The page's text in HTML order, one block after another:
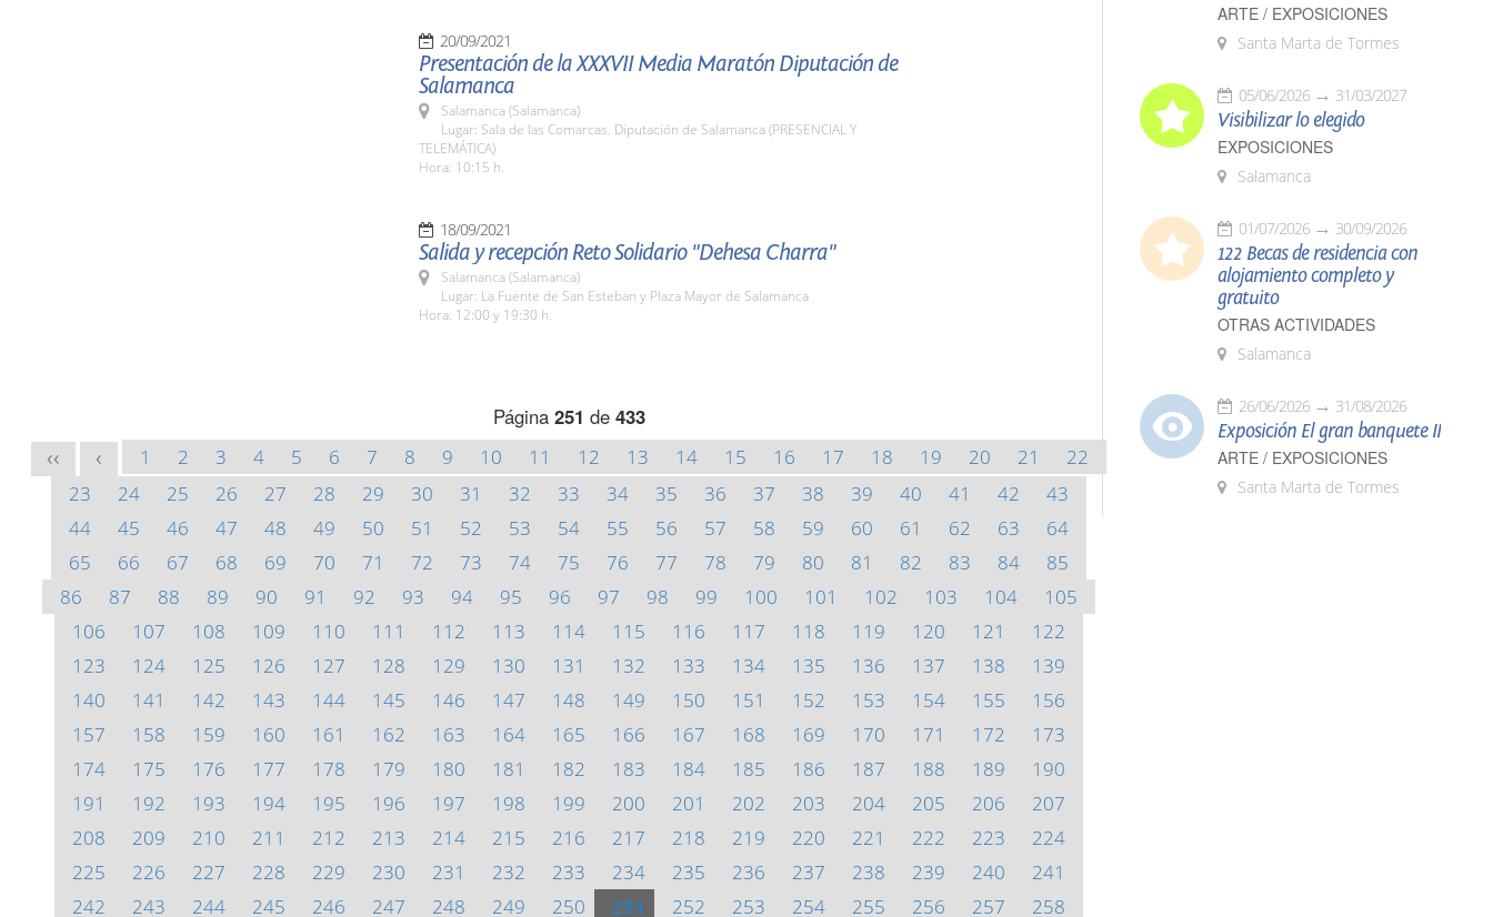
20/09/2021
Presentación de la XXXVII Media Maratón Diputación de
Salamanca
Salamanca (Salamanca)
Lugar: Sala de las Comarcas. Diputación de Salamanca (PRESENCIAL Y
TELEMÁTICA)
Hora: 10:15 h.
18/09/2021
Salida y recepción Reto Solidario "Dehesa Charra"
Salamanca (Salamanca)
Lugar: La Fuente de San Esteban y Plaza Mayor de Salamanca
Hora: 12:00 y 19:30 h.
Página 251 de 433
<< < 1 2 3 4 5 6 7 8 9 10 11 12 13 14 15 16 17 18 19 20 21
22
23
24 25 26 27 28 29 30 31 32 33 34 35 36 37 38 39 40 41 42
43
44
45 46 47 48 49 50 51 52 53 54 55 56 57 58 59 60 61 62 63
64
65
66 67 68 69 70 71 72 73 74 75 76 77 78 79 80 81 82 83 84
85
86
87 88 89 90 91 92 93 94 95 96 97 98 99 100 101 102 103 104
105
106
107 108 109 110 111 112 113 114 115 116 117 118 119 120 121
122
123
124 125 126 127 128 129 130 131 132 133 134 135 136 137 138
139
140
141 142 143 144 145 146 147 148 149 150 151 152 153 154 155
156
157
158 159 160 161 162 163 164 165 166 167 168 169 170 171 172
173
174
175 176 177 178 179 180 181 182 183 184 185 186 187 188 189
190
191
192 193 194 195 196 197 198 199 200 201 202 203 204 205 206
207
208
209 210 211 212 213 214 215 216 217 218 219 220 221 222 223
224
225
226 227 228 229 230 231 232 233 234 235 236 237 238 239 240
241
242
243 244 245 246 247 248 249 250 251 252 253 254 255 256 257 258
ARTE / EXPOSICIONES
Santa Marta de Tormes
05/06/2026 31/03/2027
Visibilizar lo elegido
EXPOSICIONES
Salamanca
01/07/2026 30/09/2026
122 Becas de residencia con
alojamiento completo y
gratuito
OTRAS ACTIVIDADES
Salamanca
26/06/2026 31/08/2026
Exposición El gran banquete II
ARTE / EXPOSICIONES
Santa Marta de Tormes